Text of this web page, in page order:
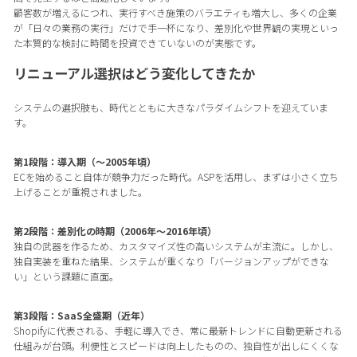
顧客数が増えるにつれ、実行すべき施策のバラエティも増大し、多くの企業
が「日々の業務の実行」だけで手一杯になり、差別化や世界観の実現といっ
た本質的な検討に時間を投資できていないのが実態です。
リニューアル選択はどう変化してきたか
システムの選択肢も、時代とともに大きなパラダイムシフトを迎えていま
す。
第1段階：導入期（〜2005年頃）
ECを始めること自体が競争力だった時代。ASPを活用し、まずは小さく立ち
上げることが重視されました。
第2段階：差別化の時期（2006年〜2016年頃）
独自の武器を作るため、カスタマイズ性の高いシステムが主流に。しかし、
独自実装を重ねた結果、システムが重くなり「バージョンアップができな
い」という課題に直面。
第3段階：SaaS全盛期（近年）
Shopifyに代表される、手軽に導入でき、常に最新トレンドに自動更新される
仕組みが台頭。利便性とスピードは向上したものの、独自性が出しにくくな